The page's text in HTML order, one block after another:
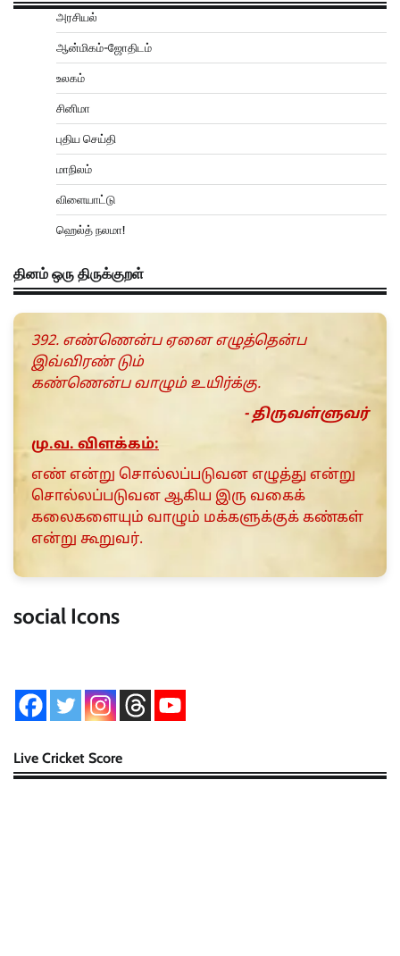
அரசியல்
ஆன்மிகம்-ஜோதிடம்
உலகம்
சினிமா
புதிய செய்தி
மாநிலம்
விளையாட்டு
ஹெல்த் நலமா!
தினம் ஒரு திருக்குறள்
392. எண்ணென்ப ஏனை எழுத்தென்ப
இவ்விரண் டும்
கண்ணென்ப வாழும் உயிர்க்கு.
- திருவள்ளுவர்
மு.வ. விளக்கம்:
எண் என்று சொல்லப்படுவன எழுத்து என்று
சொல்லப்படுவன ஆகிய இரு வகைக்
கலைகளையும் வாழும் மக்களுக்குக் கண்கள்
என்று கூறுவர்.
social Icons
Live Cricket Score